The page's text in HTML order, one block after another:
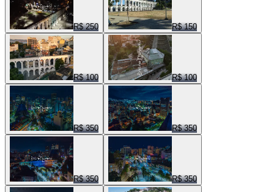
R$ 250 R$ 150
R$ 100 R$ 100
R$ 350 R$ 350
R$ 350 R$ 350